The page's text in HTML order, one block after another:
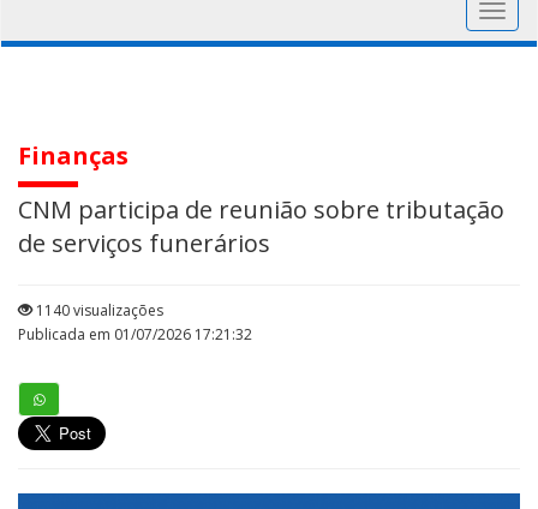
Finanças
CNM participa de reunião sobre tributação
de serviços funerários
1140 visualizações
Publicada em 01/07/2026 17:21:32